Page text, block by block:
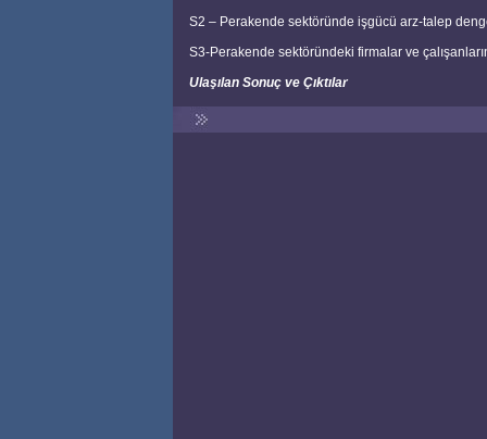
S2 – Perakende sektöründe işgücü arz-talep
S3-Perakende sektöründeki firmalar ve
Ulaşılan Sonuç ve Çıktılar